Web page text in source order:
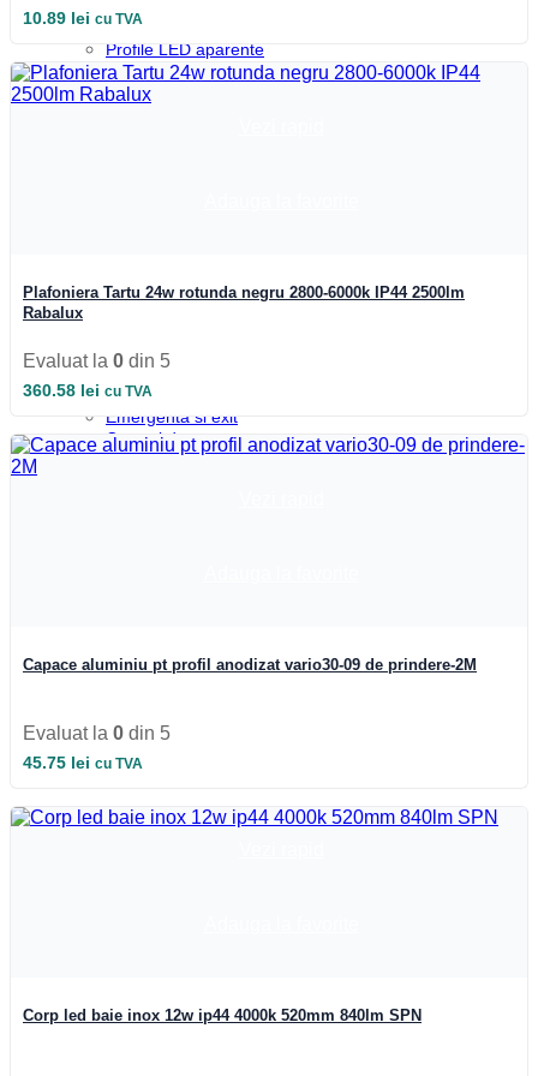
Profile incastrate
Profile LED aparente
Profile pardoseala
Profile plinta
Boxa Bluetooth
Accesorii Banda LED
Drivere LED
Iluminat Industrial
Emergenta si exit
Corpuri de neon
Corpuri liniare
Iluminat Expozitii
Module LED
10.89 lei cu TVA
Plafoniera Tartu 24w rotunda negru 2800-6000k IP44 2500lm
Rabalux
Evaluat la 0 din 5
360.58 lei cu TVA
Capace aluminiu pt profil anodizat vario30-09 de prindere-2M
Evaluat la 0 din 5
45.75 lei cu TVA
Corp led baie inox 12w ip44 4000k 520mm 840lm SPN